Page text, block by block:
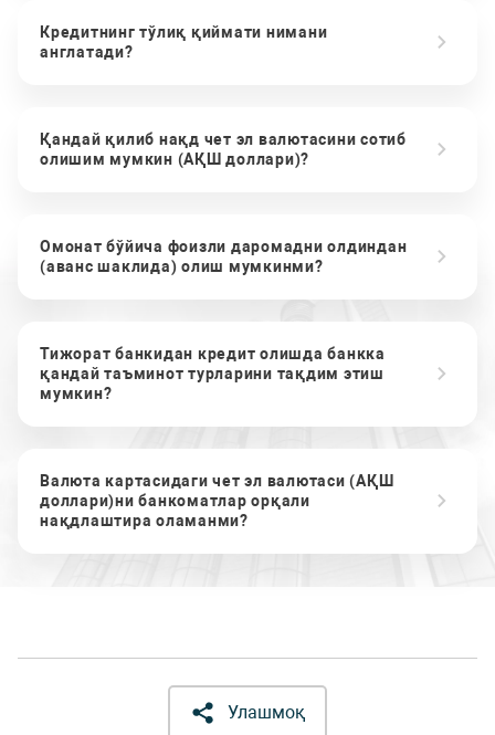
Кредитнинг тўлиқ қиймати нимани
англатади?
Қандай қилиб нақд чет эл валютасини сотиб
олишим мумкин (АҚШ доллари)?
Омонат бўйича фоизли даромадни олдиндан
(аванс шаклида) олиш мумкинми?
Тижорат банкидан кредит олишда банкка
қандай таъминот турларини тақдим этиш
мумкин?
Валюта картасидаги чет эл валютаси (АҚШ
доллари)ни банкоматлар орқали
нақдлаштира оламанми?
Улашмоқ